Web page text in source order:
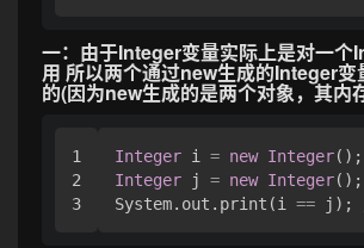
一：由于Integer变量实际上是对一个
用 所以两个通过new生成的Integer变
的(因为new生成的是两个对象，其内
1
2
Integer i = new Integer
Integer j = new Integer();
System.out.print(i == j);